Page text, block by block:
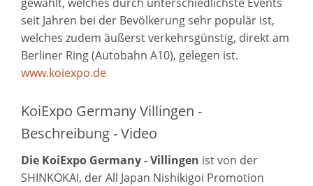
seit Jahren bei der Bevölkerung sehr populär ist,
welches zudem äußerst verkehrsgünstig, direkt am
Berliner Ring (Autobahn A10), gelegen ist.
www.koiexpo.de
KoiExpo Germany Villingen -
Beschreibung - Video
Die KoiExpo Germany - Villingen ist von der
SHINKOKAI, der All Japan Nishikigoi Promotion